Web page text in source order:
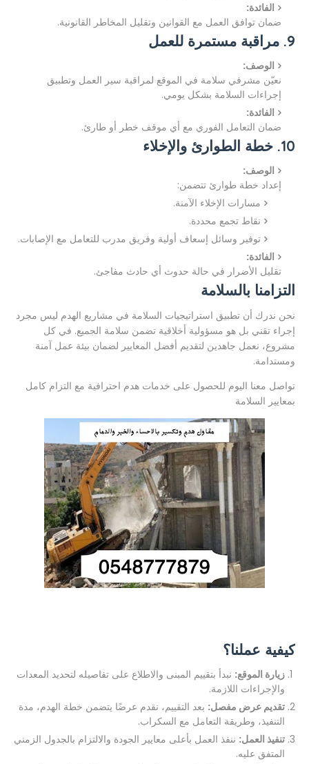
الفائدة:
ضمان توافق العمل مع القوانين وتقليل المخاطر القانونية.
9. مراقبة مستمرة للعمل
الوصف:
نعيّن مشرفي سلامة في الموقع لمراقبة سير العمل وتطبيق
إجراءات السلامة بشكل يومي.
الفائدة:
ضمان التعامل الفوري مع أي موقف خطر أو طارئ.
10. خطة الطوارئ والإخلاء
الوصف:
إعداد خطة طوارئ تتضمن:
مسارات الإخلاء الآمنة.
نقاط تجمع محددة.
توفير وسائل إسعاف أولية وفريق مدرب للتعامل مع الإصابات.
الفائدة:
تقليل الأضرار في حالة حدوث أي حادث مفاجئ.
التزامنا بالسلامة
نحن ندرك أن تطبيق استراتيجيات السلامة في مشاريع الهدم ليس مجرد
إجراء تقني بل هو مسؤولية أخلاقية تضمن سلامة الجميع. في كل
مشروع، نعمل جاهدين لتقديم أفضل المعايير لضمان بيئة عمل آمنة
ومستدامة.
تواصل معنا اليوم للحصول على خدمات هدم احترافية مع التزام كامل
بمعايير السلامة
كيفية عملنا؟
زيارة الموقع: نبدأ بتقييم المبنى والاطلاع على تفاصيله لتحديد المعدات
والإجراءات اللازمة.
تقديم عرض مفصل: بعد التقييم، نقدم عرضًا يتضمن خطة الهدم، مدة
التنفيذ، وطريقة التعامل مع السكراب.
تنفيذ العمل: ننفذ العمل بأعلى معايير الجودة والالتزام بالجدول الزمني
المتفق عليه.